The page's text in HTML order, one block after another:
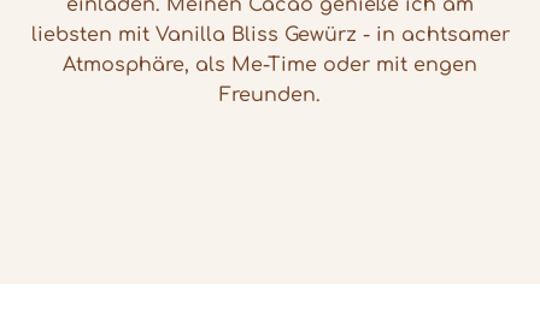
einladen. Meinen Cacao genieße ich am
liebsten mit Vanilla Bliss Gewürz - in achtsamer
Atmosphäre, als Me-Time oder mit engen
Freunden.